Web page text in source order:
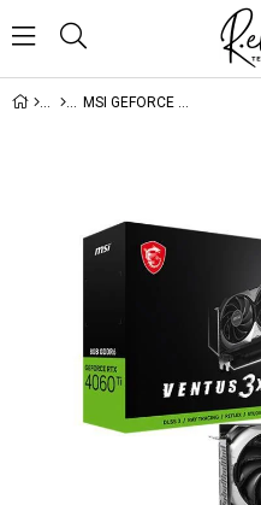
MSI GEFORCE RTX4060TI VENTUS 3X 8G OC 8GB GDDR6 128BIT 1XHDMI 3XDP EKRAN KARTI